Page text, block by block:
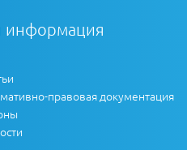
информация
правовая документация